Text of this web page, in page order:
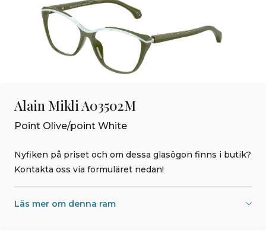
Alain Mikli A03502M
Point Olive/point White
Nyfiken på priset och om dessa glasögon finns i butik?
Kontakta oss via formuläret nedan!
Läs mer om denna ram